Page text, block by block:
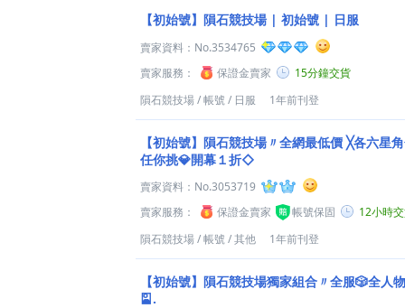
【初始號】隕石競技場 | 初始號 | 日服
賣家資料： No.3534765
賣家服務：
保證金賣家
15分鐘交貨
隕石競技場/帳號/ 日服 1年前刊登
【初始號】隕石競技場〃全網最低價 ╳各六星
任你挑💎開幕１折◇
賣家資料： No.3053719
賣家服務：
保證金賣家 帳號保固
12小時
隕石競技場/帳號/其他 1年前刊登
【初始號】隕石競技場獨家組合〃全服🎲全人
🎴.